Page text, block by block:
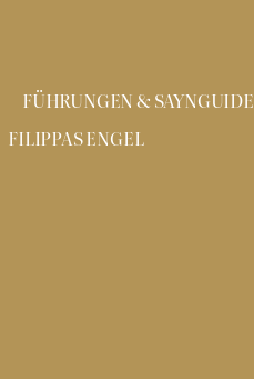
FÜHRUNGEN & SAYNGUIDE
FILIPPAS ENGEL